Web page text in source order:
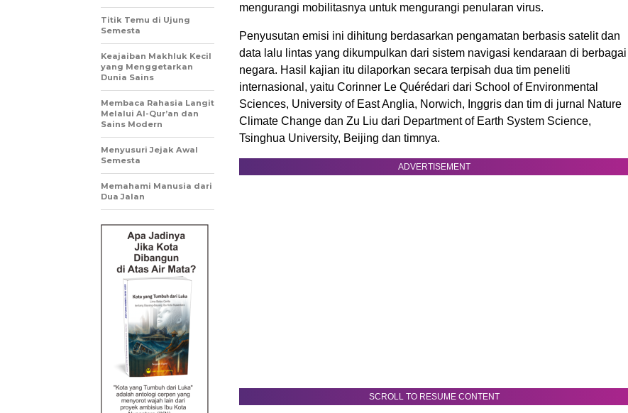
mengurangi mobilitasnya untuk mengurangi penularan virus.
Penyusutan emisi ini dihitung berdasarkan pengamatan berbasis satelit dan
data lalu lintas yang dikumpulkan dari sistem navigasi kendaraan di berbagai
negara. Hasil kajian itu dilaporkan secara terpisah dua tim peneliti
internasional, yaitu Corinner Le Quérédari dari School of Environmental
Sciences, University of East Anglia, Norwich, Inggris dan tim di jurnal Nature
Climate Change dan Zu Liu dari Department of Earth System Science,
Tsinghua University, Beijing dan timnya.
ADVERTISEMENT
SCROLL TO RESUME CONTENT
Titik Temu di Ujung
Semesta
Keajaiban Makhluk Kecil
yang Menggetarkan
Dunia Sains
Membaca Rahasia Langit
Melalui Al-Qur’an dan
Sains Modern
Menyusuri Jejak Awal
Semesta
Memahami Manusia dari
Dua Jalan